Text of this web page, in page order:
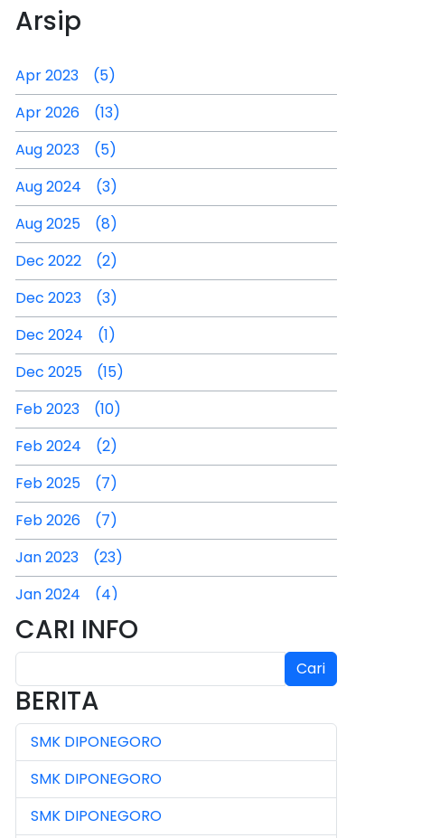
Arsip
Apr 2023 (5)
Apr 2026 (13)
Aug 2023 (5)
Aug 2024 (3)
Aug 2025 (8)
Dec 2022 (2)
Dec 2023 (3)
Dec 2024 (1)
Dec 2025 (15)
Feb 2023 (10)
Feb 2024 (2)
Feb 2025 (7)
Feb 2026 (7)
Jan 2023 (23)
Jan 2024 (4)
Jan 2025 (4)
Jul 2025 (3)
Jul 2026 (4)
Jun 2023 (7)
Jun 2024 (3)
CARI INFO
Cari
BERITA
SMK DIPONEGORO
SMK DIPONEGORO
SMK DIPONEGORO